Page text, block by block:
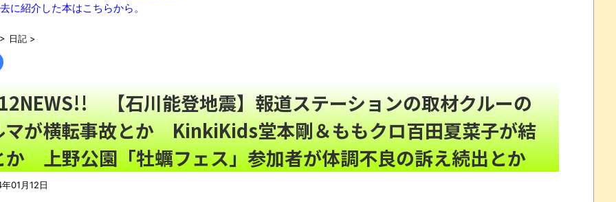
「ぞわっとした…」カルディで売っているコーヒーのパッケージが“一瞬怖い”と話題にｗｗｗｗ
とかNEW!
ウーバーイーツで月100万稼いで人生1発逆転した男がこちら
【有能】政府「トラックはサービスエリア利用有料化すればサボらず走るし流問題解決じゃね？」
【描込】なんだよこの漫画ｗｗｗ【注意】
「これで11万取られたの!?」あるX民が玄関ドアノブの修理を頼んだら…とんでもない事になった
に紹介した本はこちらから。
> 日記 >
【石川能登地震】報道ステーションの取材クルーの
マが横転事故とか KinkiKids堂本剛＆ももクロ百田夏菜子が結
か 上野公園「牡蠣フェス」参加者が体調不良の訴え続出とか
01月12日